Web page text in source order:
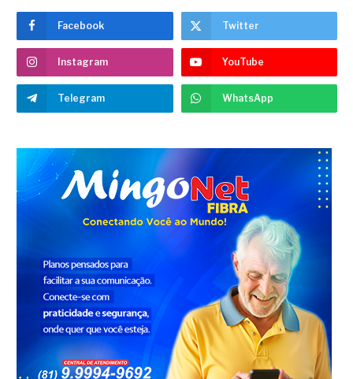
Facebook Twitter
Instagram YouTube
Telegram WhatsApp